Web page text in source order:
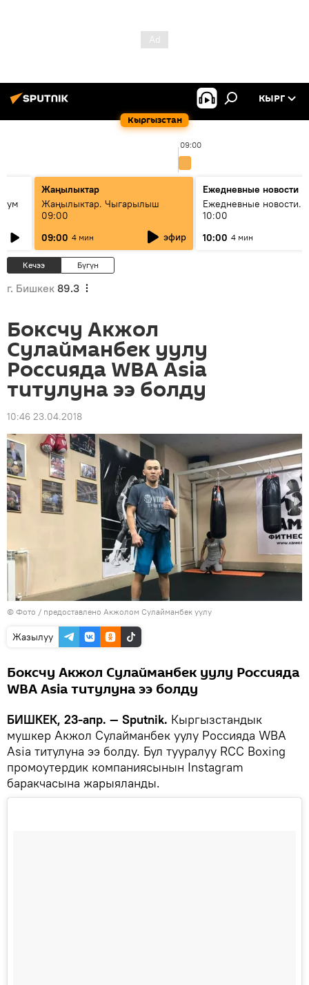
Кыргызстан
КЫРГ
09:00
Жаңылыктар
Жаңылыктар. Чыгарылыш
09:00
09:00 4 мин эфир
Ежедневные новости
Ежедневные новости.
10:00
10:00 4 мин
Кечээ Бүгүн
г. Бишкек 89.3
Боксчу Акжол
Сулайманбек уулу
Россияда WBA Asia
титулуна ээ болду
10:46 23.04.2018
© Фото / предоставлено Акжолом Сулайманбек уулу
Жазылуу
Боксчу Акжол Сулайманбек уулу Россияда
WBA Asia титулуна ээ болду
БИШКЕК, 23-апр. — Sputnik. Кыргызстандык
мушкер Акжол Сулайманбек уулу Россияда WBA
Asia титулуна ээ болду. Бул тууралуу RCC Boxing
промоутердик компаниясынын Instagram
баракчасына жарыяланды.